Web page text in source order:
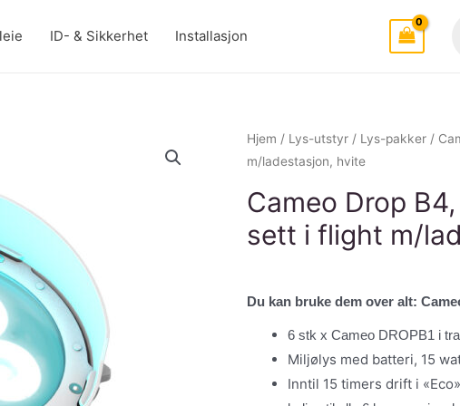
ID- & Sikkerhet Installasjon
Hjem / Lys-utstyr / Lys-pakker /
m/ladestasjon, hvite
Cameo Drop
sett i flight m/
Du kan bruke dem over alt:
6 stk x Cameo DROPB1 i
Miljølys med batteri, 15
Inntil 15 timers drift i